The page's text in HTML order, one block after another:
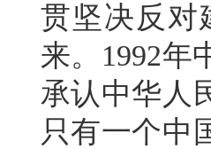
贯坚决反对
来。1992年
承认中华人
只有一个中